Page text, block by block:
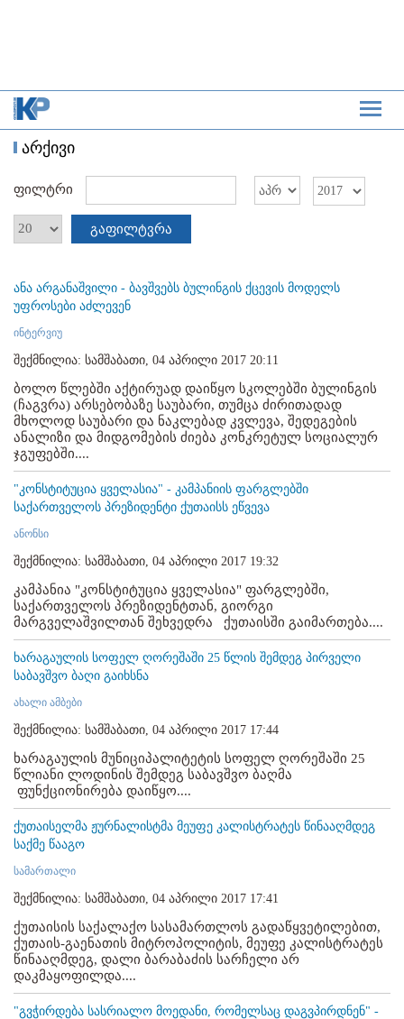
არქივი
ფილტრი
გაფილტვრა
ანა არგანაშვილი - ბავშვებს ბულინგის ქცევის მოდელს
უფროსები აძლევენ
ინტერვიუ
შექმნილია: სამშაბათი, 04 აპრილი 2017 20:11
ბოლო წლებში აქტირუად დაიწყო სკოლებში ბულინგის
(ჩაგვრა) არსებობაზე საუბარი, თუმცა ძირითადად
მხოლოდ საუბარი და ნაკლებად კვლევა, შედეგების
ანალიზი და მიდგომების ძიება კონკრეტულ სოციალურ
ჯგუფებში....
"კონსტიტუცია ყველასია" - კამპანიის ფარგლებში
საქართველოს პრეზიდენტი ქუთაისს ეწვევა
ანონსი
შექმნილია: სამშაბათი, 04 აპრილი 2017 19:32
კამპანია "კონსტიტუცია ყველასია" ფარგლებში,
საქართველოს პრეზიდენტთან, გიორგი
მარგველაშვილთან შეხვედრა ქუთაისში გაიმართება....
ხარაგაულის სოფელ ღორეშაში 25 წლის შემდეგ პირველი
საბავშვო ბაღი გაიხსნა
ახალი ამბები
შექმნილია: სამშაბათი, 04 აპრილი 2017 17:44
ხარაგაულის მუნიციპალიტეტის სოფელ ღორეშაში 25
წლიანი ლოდინის შემდეგ საბავშვო ბაღმა
ფუნქციონირება დაიწყო....
ქუთაისელმა ჟურნალისტმა მეუფე კალისტრატეს წინააღმდეგ
საქმე წააგო
სამართალი
შექმნილია: სამშაბათი, 04 აპრილი 2017 17:41
ქუთაისის საქალაქო სასამართლოს გადაწყვეტილებით,
ქუთაის-გაენათის მიტროპოლიტის, მეუფე კალისტრატეს
წინააღმდეგ, დალი ბარაბაძის სარჩელი არ
დაკმაყოფილდა....
"გვჭირდება სასრიალო მოედანი, რომელსაც დაგვპირდნენ" -